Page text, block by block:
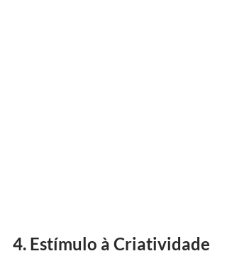
4. Estímulo à Criatividade